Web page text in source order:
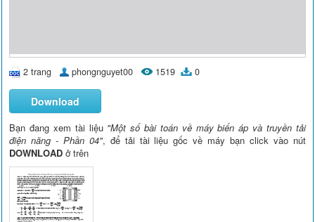
2 trang phongnguyet00 1519 0
Download
Bạn đang xem tài liệu "Một số bài toán về máy biến áp và truyền tải
điện năng - Phần 04", để tải tài liệu gốc về máy bạn click vào nút
DOWNLOAD ở trên